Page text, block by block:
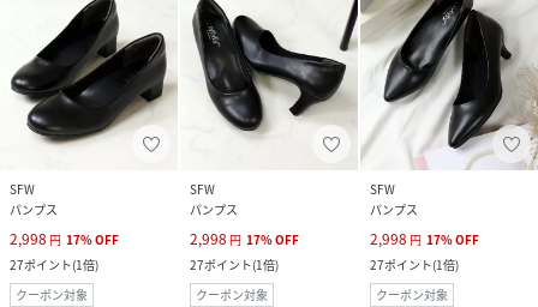
SFW
パンプス
2,998 円 17%OFF
27ポイント(1倍)
クーポン対象
SFW
パンプス
2,998 円 17%OFF
27ポイント(1倍)
クーポン対象
SFW
パンプス
2,998 円 17%OFF
27ポイント(1倍)
クーポン対象